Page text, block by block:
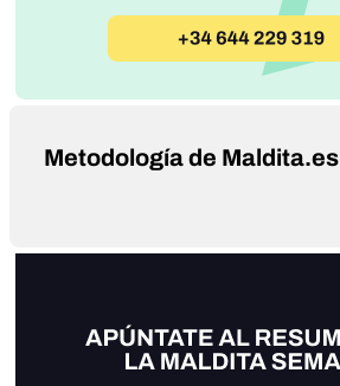
Metodología de Maldita.es